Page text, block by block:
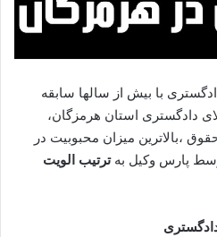
با بیش از سالها سابقه
دادگستری استان هرمزگان،
،بالاترین میزان محبوبیت در
پارس وکیل بهترتیب الویت